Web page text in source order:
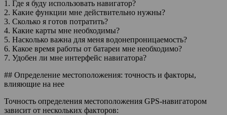
1. Где я буду использовать навигатор?
2. Какие функции мне действительно нужны?
3. Сколько я готов потратить?
4. Какие карты мне необходимы?
5. Насколько важна для меня водонепроницаемость?
6. Какое время работы от батареи мне необходимо?
7. Удобен ли мне интерфейс навигатора?
## Определение местоположения: точность и факторы,
влияющие на нее
Точность определения местоположения GPS-навигатором
зависит от нескольких факторов: